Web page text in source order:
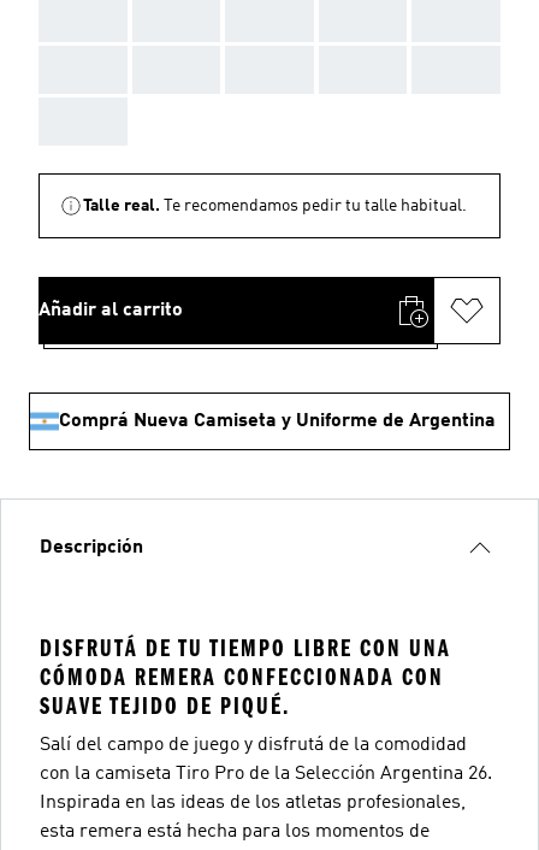
Talle real. Te recomendamos pedir tu talle habitual.
Añadir al carrito
Comprá Nueva Camiseta y Uniforme de Argentina
Descripción
DISFRUTÁ DE TU TIEMPO LIBRE CON UNA
CÓMODA REMERA CONFECCIONADA CON
SUAVE TEJIDO DE PIQUÉ.
Salí del campo de juego y disfrutá de la comodidad
con la camiseta Tiro Pro de la Selección Argentina 26.
Inspirada en las ideas de los atletas profesionales,
esta remera está hecha para los momentos de